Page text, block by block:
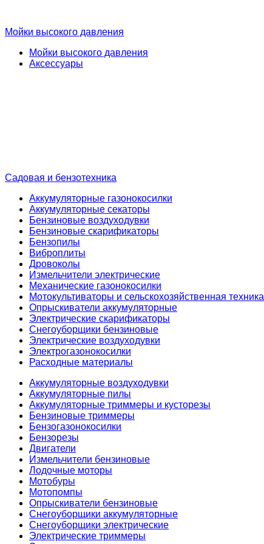
Мойки высокого давления
Мойки высокого давления
Аксессуары
Садовая и бензотехника
Аккумуляторные газонокосилки
Аккумуляторные секаторы
Бензиновые воздуходувки
Бензиновые скарификаторы
Бензопилы
Виброплиты
Дровоколы
Измельчители электрические
Механические газонокосилки
Мотокультиваторы и сельскохозяйственная техника
Опрыскиватели аккумуляторные
Электрические скарификаторы
Снегоуборщики бензиновые
Электрические воздуходувки
Электрогазонокосилки
Расходные материалы
Аккумуляторные воздуходувки
Аккумуляторные пилы
Аккумуляторные триммеры и кусторезы
Бензиновые триммеры
Бензогазонокосилки
Бензорезы
Двигатели
Измельчители бензиновые
Лодочные моторы
Мотобуры
Мотопомпы
Опрыскиватели бензиновые
Снегоуборщики аккумуляторные
Снегоуборщики электрические
Электрические триммеры